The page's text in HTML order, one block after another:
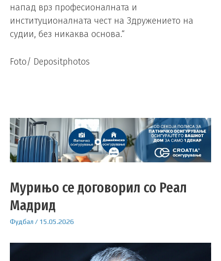
напад врз професионалната и
институционалната чест на Здружението на
судии, без никаква основа.“
Foto/ Depositphotos
Мурињо се договорил со Реал
Мадрид
Фудбал / 15.05.2026